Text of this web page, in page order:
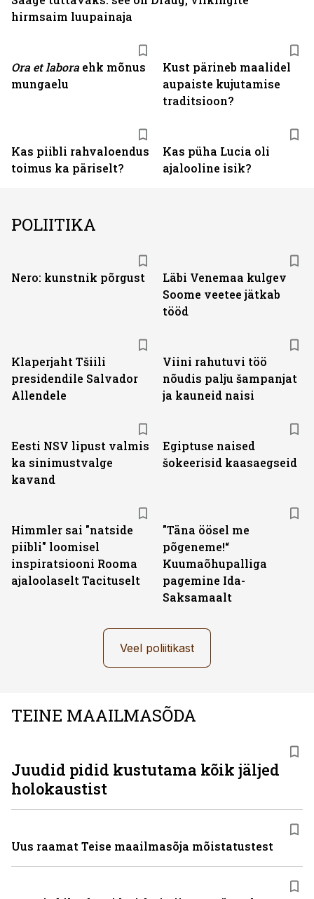
Ora et laboraehk mõnus
mungaelu
Kust pärineb maalidel
aupaiste kujutamise
traditsioon?
Kas piibli rahvaloendus
toimus ka päriselt?
Kas püha Lucia oli
ajalooline isik?
hirmsaim luupainaja
POLIITIKA
Nero: kunstnik põrgust
Läbi Venemaa kulgev
Soome veetee jätkab
tööd
Klaperjaht Tšiili
presidendile Salvador
Allendele
Viini rahutuvi töö
nõudis palju šampanjat
ja kauneid naisi
Eesti NSV lipust valmis
ka sinimustvalge
kavand
Egiptuse naised
šokeerisid kaasaegseid
Himmler sai "natside
piibli" loomisel
inspiratsiooni Rooma
ajaloolaselt Tacituselt
"Täna öösel me
põgeneme!“
Kuumaõhupalliga
pagemine Ida-
Saksamaalt
Veel poliitikast
TEINE MAAILMASÕDA
Juudid pidid kustutama kõik jäljed
holokaustist
Uus raamat Teise maailmasõja mõistatustest